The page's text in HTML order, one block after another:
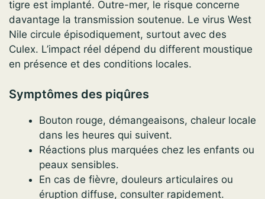
tigre est implanté. Outre-mer, le risque concerne
davantage la transmission soutenue. Le virus West
Nile circule épisodiquement, surtout avec des
Culex. L’impact réel dépend du different moustique
en présence et des conditions locales.
Symptômes des piqûres
Bouton rouge, démangeaisons, chaleur locale
dans les heures qui suivent.
Réactions plus marquées chez les enfants ou
peaux sensibles.
En cas de fièvre, douleurs articulaires ou
éruption diffuse, consulter rapidement.